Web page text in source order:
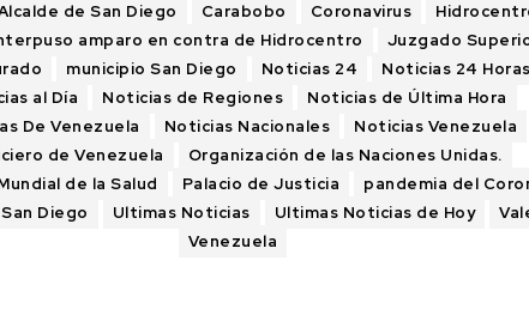
de San Diego Carabobo Coronavirus
amparo en contra de Hidrocentro
Juzgado
municipio San Diego Noticias 24
Noticias 24 Horas
al Día
Noticias de Regiones
Noticias de Última Hora
De Venezuela
Noticias Nacionales
Noticias Venezuela
de Venezuela
Organización de las Naciones Unidas.
de la Salud
Palacio de Justicia
pandemia del
San Diego Ultimas Noticias Ultimas Noticias de Hoy
Venezuela